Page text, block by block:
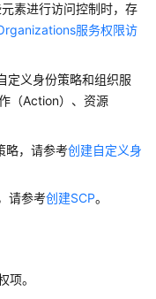
素进行访问控制时，存
服务权限访
定义身份策略和组织服
（Action）、资源
略，请参考创建自定义身
请参考创建SCP。
项。